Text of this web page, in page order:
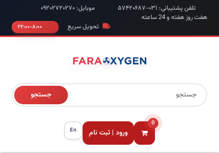
تلفن پشتیبانی: ۰۳۱-۵۷۴۲۰۶۸۷
موبایل: ۰۹۲۰۲۷۲۰۲۷۰
هفت روز هفته و 24 ساعته
تحویل سریع
جستجو
0
ورود | ثبت نام En